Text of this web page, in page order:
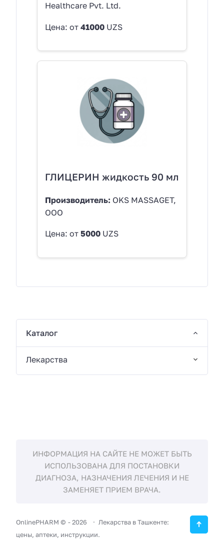
Healthcare Pvt. Ltd.
Цена: от 41000 UZS
ГЛИЦЕРИН жидкость 90 мл
Производитель: OKS MASSAGET,
ООО
Цена: от 5000 UZS
Каталог
Лекарства
ИНФОРМАЦИЯ НА САЙТЕ НЕ МОЖЕТ БЫТЬ
ИСПОЛЬЗОВАНА ДЛЯ ПОСТАНОВКИ
ДИАГНОЗА, НАЗНАЧЕНИЯ ЛЕЧЕНИЯ И НЕ
ЗАМЕНЯЕТ ПРИЕМ ВРАЧА.
OnlinePHARM © -2026
Лекарства в Ташкенте:
цены, аптеки, инструкции.